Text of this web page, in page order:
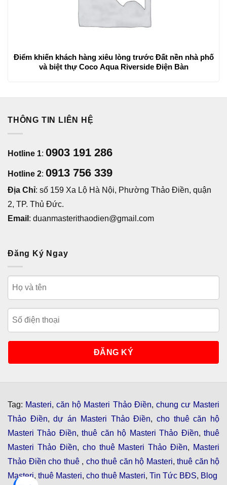
Điểm khiến khách hàng xiêu lòng trước Đất nền nhà phố
và biệt thự Coco Aqua Riverside Điện Bàn
THÔNG TIN LIÊN HỆ
Hotline 1: 0903 191 286
Hotline 2: 0913 756 339
Địa Chỉ: số 159 Xa Lộ Hà Nội, Phường Thảo Điền, quận
2, TP. Thủ Đức.
Email : duanmasterithaodien@gmail.com
Đăng Ký Ngay
Tag: Masteri,căn hộ Masteri Thảo Điền, chung cư Masteri
Thảo Điền,dự án Masteri Thảo Điền, cho thuê căn hộ
Masteri Thảo Điền,thuê căn hộ Masteri Thảo Điền,thuê
Masteri Thảo Điền, cho thuê Masteri Thảo Điền, Masteri
Thảo Điền cho thuê , cho thuê căn hộ Masteri, thuê căn hộ
Masteri, thuê Masteri, cho thuê Masteri, Tin Tức BĐS, Blog